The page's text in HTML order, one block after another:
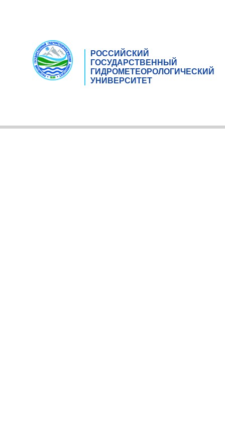
РОССИЙСКИЙ
ГОСУДАРСТВЕННЫЙ
ГИДРОМЕТЕОРОЛОГИЧЕСКИЙ
УНИВЕРСИТЕТ